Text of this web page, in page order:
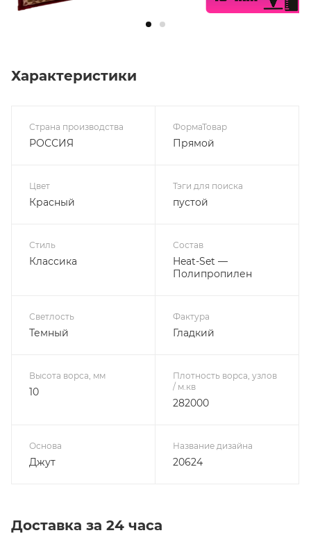
Характеристики
Страна производства
РОССИЯ
ФормаТовар
Прямой
Цвет
Красный
Тэги для поиска
пустой
Стиль
Классика
Состав
Heat-Set —
Полипропилен
Светлость
Темный
Фактура
Гладкий
Высота ворса, мм
10
Плотность ворса, узлов
/ м.кв
282000
Основа
Джут
Название дизайна
20624
Доставка за 24 часа